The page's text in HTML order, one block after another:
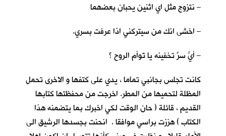
– نتزوج مثل اي اثنين يحبان بعضهما
– اخشى انك من سيتركني اذا عرفت بسري.
– أيُّ سرٍّ تخفينه يا تَوأم الروح ؟
كانت تجلس بجانبي تماما ، يدي على كتفها و الاخرى تحمل
المظلة لتحميها من المطر. اخرجت من محفظتها كتابها
القديم ، قائلة ( حان الوقت لكي اخبرك بما يتضمنه هذا
الكتاب ) هززت براسي موافقا . انحنت بجسدها الرشيق الى